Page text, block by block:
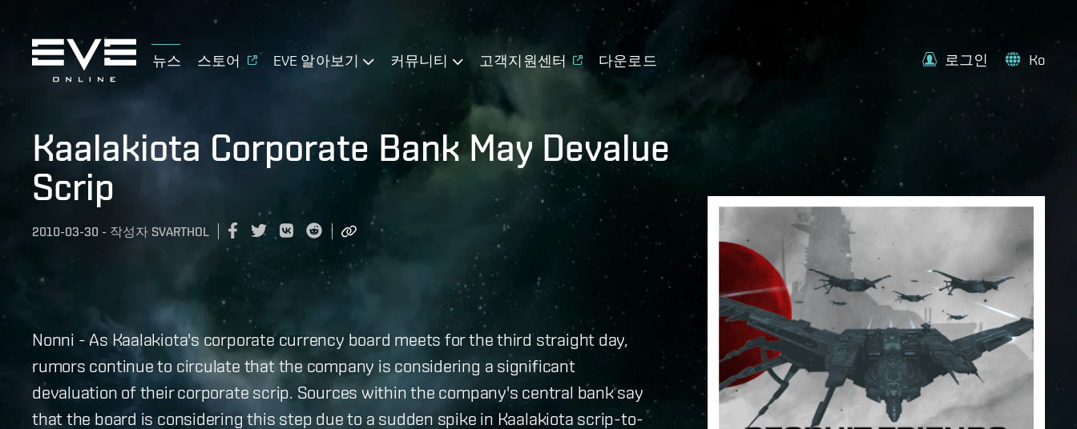
뉴스 스토어 EVE 알아보기 커뮤니티 고객지원센터 다운로드 로그인 Ko
Kaalakiota Corporate Bank May Devalue
Scrip
2010-03-30 - 작성자 SVARTHOL
Nonni - As Kaalakiota's corporate currency board meets for the third straight day,
rumors continue to circulate that the company is considering a significant
devaluation of their corporate scrip. Sources within the company's central bank say
that the board is considering this step due to a sudden spike in Kaalakiota scrip-to-